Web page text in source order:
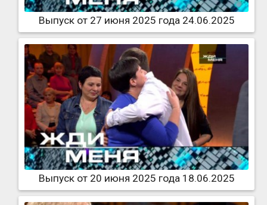
Выпуск от 27 июня 2025 года 24.06.2025
Выпуск от 20 июня 2025 года 18.06.2025